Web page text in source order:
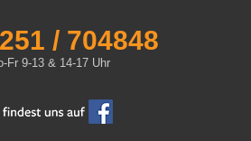
/ 704848
Fr 9-13 & 14-17 Uhr